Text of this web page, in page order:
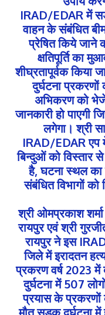
IRAD/EDAR में
वाहन के संबंधित
प्रेषित किये जाने
क्षतिपूर्ति का
शीघ्रतापूर्वक किया
दुर्घटना प्रकरणों
अभिकरण को भेजे
जानकारी हो पाएगी
लगेगा। श्री
IRAD/EDAR एप
बिन्दुओं को विस्तार
है, घटना स्थल का
संबंधित विभागों
श्री ओमप्रकाश
रायपुर एवं श्री
रायपुर ने इस
जिले में इरादतन
प्रकरण वर्ष 2023
दुर्घटना में 507
प्रयास के प्रकरणों